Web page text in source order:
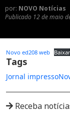
por: NOVO Notícias
Publicado 12 de maio
Novo ed208 web Baixar
Tags
Jornal impresso
Receba